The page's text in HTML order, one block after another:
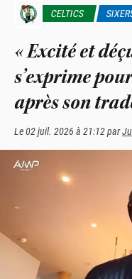
CELTICS
« Excité et
s’exprime
après son
Le02 juil. 2026 à 21:12par